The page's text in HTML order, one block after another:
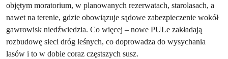
objętym moratorium, w planowanych rezerwatach, starolasach, a
nawet na terenie, gdzie obowiązuje sądowe zabezpieczenie wokół
gawrowisk niedźwiedzia. Co więcej – nowe PULe zakładają
rozbudowę sieci dróg leśnych, co doprowadza do wysychania
lasów i to w dobie coraz częstszych susz.